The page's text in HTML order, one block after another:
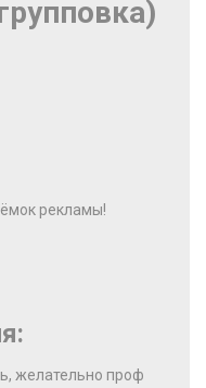
рекламы!
желательно проф